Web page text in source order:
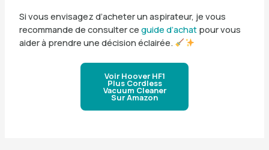
Si vous envisagez d’acheter un aspirateur, je vous
recommande de consulter ce guide d’achatpour vous
aider à prendre une décision éclairée.
Voir Hoover HF1
Plus Cordless
Vacuum Cleaner
Sur Amazon